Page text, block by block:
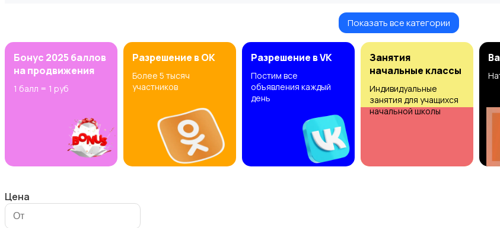
Комплектующие и запчасти
Рули, джойстики, геймпады
Программное обеспечение
Показать все категории
Бонус 2025 баллов
на продвижения
1 балл = 1 руб
Разрешение в OK
Более 5 тысяч
участников
Разрешение в VK
Постим все
объявления каждый
день
Занятия
начальные классы
Индивидуальные
занятия для учащихся
начальной школы
Цена